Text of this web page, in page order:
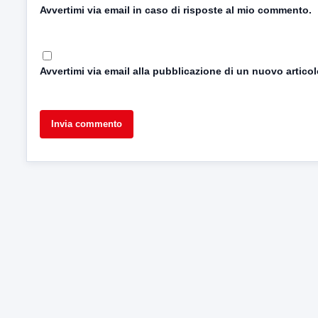
Avvertimi via email in caso di risposte al mio commento.
Avvertimi via email alla pubblicazione di un nuovo